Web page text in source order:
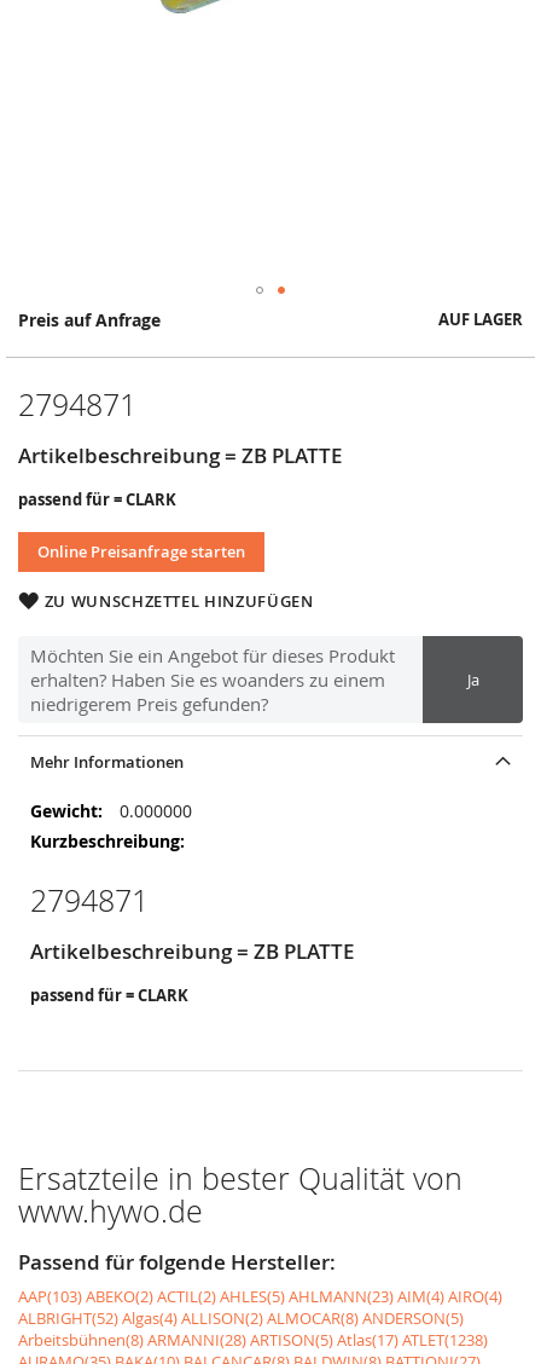
Preis auf Anfrage AUF LAGER
2794871
Artikelbeschreibung = ZB PLATTE
passend für = CLARK
Online Preisanfrage starten
ZU WUNSCHZETTEL HINZUFÜGEN
Möchten Sie ein Angebot für dieses Produkt
erhalten? Haben Sie es woanders zu einem
niedrigerem Preis gefunden?
Ja
Springe
Anfang
Bildergalerie
Mehr Informationen
Mehr
Informationen
0.000000
2794871
Artikelbeschreibung = ZB PLATTE
passend für = CLARK
Ersatzteile in bester Qualität von
www.hywo.de
Passend für folgende Hersteller:
AAP(103)ABEKO(2)ACTIL(2)AHLES(5)AHLMANN(23)AIM(4)AIRO(4)
ALBRIGHT(52)Algas(4)ALLISON(2)ALMOCAR(8)ANDERSON(5)
Arbeitsbühnen(8)ARMANNI(28)ARTISON(5)Atlas(17)ATLET(1238)